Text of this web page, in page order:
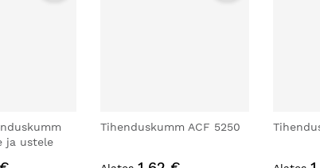
ja ustele
Tihenduskumm ACF 5250